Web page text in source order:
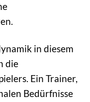
in diesem
die
Ein Trainer,
Bedürfnisse